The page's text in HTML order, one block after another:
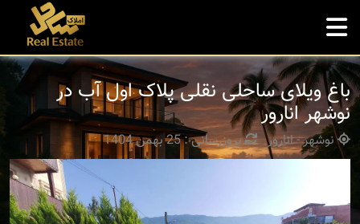
باغ ویلای ساحلی نقلی پلاک اول آب در
نوشهر انارور
نوشهر - انارور بروزرسانی : 25 بهمن 1404